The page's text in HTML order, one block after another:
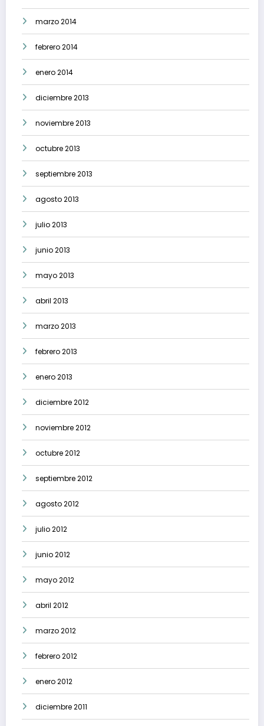
marzo 2014
febrero 2014
enero 2014
diciembre 2013
noviembre 2013
octubre 2013
septiembre 2013
agosto 2013
julio 2013
junio 2013
mayo 2013
abril 2013
marzo 2013
febrero 2013
enero 2013
diciembre 2012
noviembre 2012
octubre 2012
septiembre 2012
agosto 2012
julio 2012
junio 2012
mayo 2012
abril 2012
marzo 2012
febrero 2012
enero 2012
diciembre 2011